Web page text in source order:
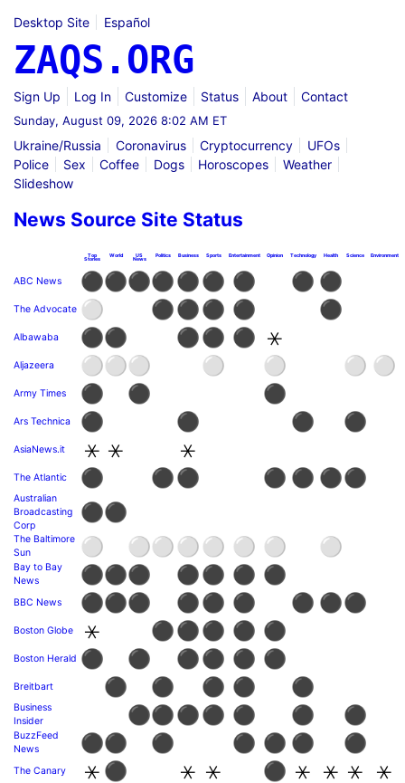
Desktop Site Español
ZAQS.ORG
Sign Up Log In Customize Status About Contact
Sunday, August 09, 2026 8:02 AM ET
Ukraine/Russia Coronavirus Cryptocurrency
UFOs
Police
Sex Coffee Dogs Horoscopes
Weather
Slideshow
News Source Site Status
Top
Stories
World US
News
Politics Business Sports Entertainment Opinion Technology Health Science Environment
ABC News ⚫⚫⚫⚫⚫⚫ ⚫ ⚫ ⚫
The Advocate ⚪ ⚫⚫⚫ ⚫ ⚫
Albawaba ⚫⚫ ⚫⚫ ⚫ ⚹
Aljazeera ⚪⚪⚪ ⚪ ⚪ ⚪ ⚪
Army Times ⚫ ⚫ ⚫
Ars Technica ⚫ ⚫ ⚫ ⚫
AsiaNews.it ⚹ ⚹ ⚹
The Atlantic ⚫ ⚫⚫ ⚫ ⚫ ⚫⚫
Australian
Broadcasting
Corp
⚫⚫
The Baltimore
Sun
⚪ ⚪⚪ ⚪ ⚪ ⚪ ⚪ ⚪
Bay to Bay
News
⚫⚫⚫ ⚫⚫ ⚫ ⚫
BBC News ⚫⚫⚫ ⚫⚫ ⚫ ⚫ ⚫⚫
Boston Globe ⚹ ⚫⚫⚫ ⚫ ⚫
Boston Herald ⚫ ⚫ ⚫⚫ ⚫ ⚫
Breitbart ⚫ ⚫ ⚫ ⚫ ⚫
Business
Insider
⚫⚫⚫⚫ ⚫ ⚫ ⚫
BuzzFeed
News
⚫⚫ ⚫ ⚫ ⚫ ⚫ ⚫
The Canary ⚹ ⚫ ⚹ ⚹ ⚫ ⚹ ⚹ ⚹ ⚹